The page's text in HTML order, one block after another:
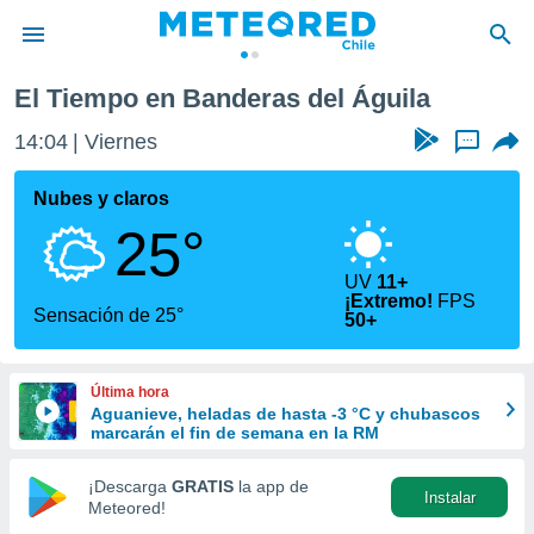
de
por
que se
calidad.
a este
las
y
forma
digital
basada
El Tiempo en Banderas del Águila
14:04 Viernes ...
Nubes y claros
25°
Sensación de 25°
UV 11+
¡Extremo! FPS
50+
Última hora
Aguanieve, heladas de hasta -3 °C y chubascos
marcarán el fin de semana en la RM
¡Descarga GRATIS la app de
Meteored!
Instalar